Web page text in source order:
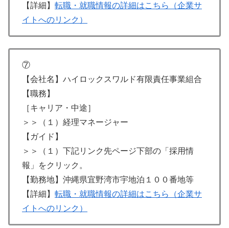
【詳細】 転職・就職情報の詳細はこちら（企業サ
イトへのリンク）
⑦
【会社名】ハイロックスワルド有限責任事業組合
【職務】
［キャリア・中途］
＞＞（１）経理マネージャー
【ガイド】
＞＞（１）下記リンク先ページ下部の「採用情
報」をクリック。
【勤務地】沖縄県宜野湾市宇地泊１００番地等
【詳細】 転職・就職情報の詳細はこちら（企業サ
イトへのリンク）